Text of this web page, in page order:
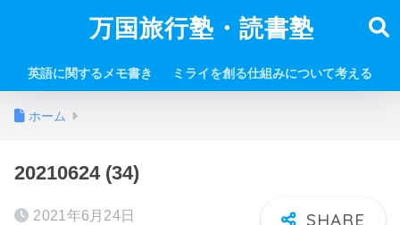
万国旅行塾・読書塾
英語に関するメモ書き ミライを創る仕組みについて考える
ホーム
20210624 (34)
2021年6月24日